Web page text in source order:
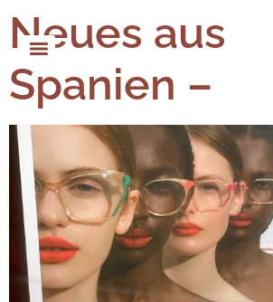
Neues aus
Spanien –